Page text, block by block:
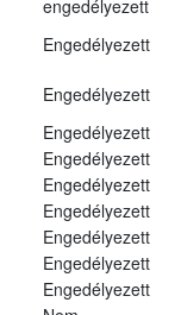
engedélyezett
Engedélyezett
Engedélyezett
Engedélyezett
Engedélyezett
Engedélyezett
Engedélyezett
Engedélyezett
Engedélyezett
Engedélyezett